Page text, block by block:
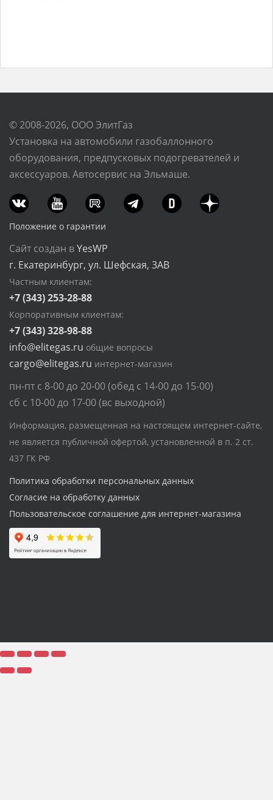
© 2008-2026, ООО ЭлитГаз
Установка на автомобили газобаллонного
оборудования, предпусковых подогревателей и
аксессуаров. Автосервис на Эльмаше.
Положение о гарантии
Сайт создан вYesWP
г. Екатеринбург, ул. Шефская, 3АВ
Частным клиентам:
+7 (343) 253-28-88
Корпоративным клиентам:
+7 (343) 328-98-88
info@elitegas.ru общие вопросы
cargo@elitegas.ru интернет-магазин
пн-пт с 8-00 до 20-00 (обед с 14-00 до 15-00)
сб с 10-00 до 17-00 (вс выходной)
Информация, размещенная на настоящем интернет-сайте,
не является публичной офертой, установленной в п. 2 ст.
437 ГК РФ
Политика обработки персональных данных
Согласие на обработку данных
Пользовательское соглашение для интернет-магазина